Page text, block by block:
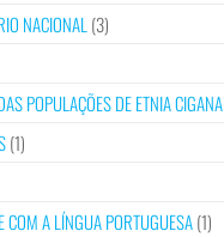
NACIONAL (3)
POPULAÇÕES DE ETNIA CIGANA
(1)
COM A LÍNGUA PORTUGUESA(1)